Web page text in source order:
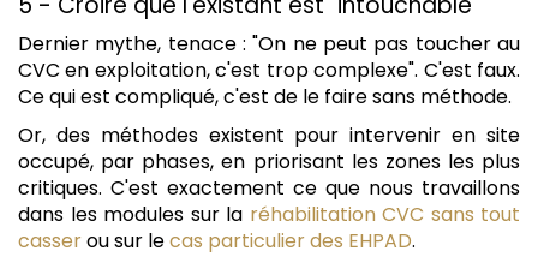
Dernier mythe, tenace : "On ne peut pas toucher au
CVC en exploitation, c'est trop complexe". C'est faux.
Ce qui est compliqué, c'est de le faire sans méthode.
Or, des méthodes existent pour intervenir en site
occupé, par phases, en priorisant les zones les plus
critiques. C'est exactement ce que nous travaillons
dans les modules sur la réhabilitation CVC sans tout
casserou sur lecas particulier des EHPAD.